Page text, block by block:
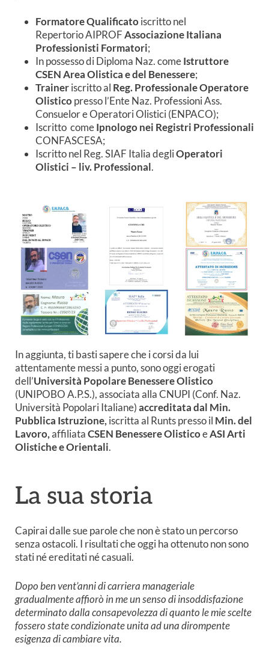
Formatore Qualificato iscritto nel
Repertorio AIPROFAssociazione Italiana
Professionisti Formatori;
In possesso di Diploma Naz. comeIstruttore
CSEN Area Olistica e del Benessere;
Traineriscritto al Reg. Professionale Operatore
Olistico presso l’Ente Naz. Professioni Ass.
Consuelor e Operatori Olistici (ENPACO);
Iscritto comeIpnologo nei Registri Professionali
CONFASCESA;
Iscritto nel Reg. SIAF Italia degliOperatori
Olistici – liv. Professional.
In aggiunta, ti basti sapere che i corsi da lui
attentamente messi a punto, sono oggi erogati
dell’Università Popolare Benessere Olistico
(UNIPOBO A.P.S.), associata alla CNUPI (Conf. Naz.
Università Popolari Italiane)accreditata dal Min.
Pubblica Istruzione, iscritta al Runts presso il Min. del
Lavoro,affiliataCSEN Benessere OlisticoeASI Arti
Olistiche e Orientali.
La sua storia
Capirai dalle sue parole che non è stato un percorso
senza ostacoli. I risultati che oggi ha ottenuto non sono
stati né ereditati né casuali.
Dopo ben vent’anni di carriera manageriale
gradualmente affiorò in me un senso di insoddisfazione
determinato dalla consapevolezza di quanto le mie scelte
fossero state condizionate unita ad una dirompente
esigenza di cambiare vita.